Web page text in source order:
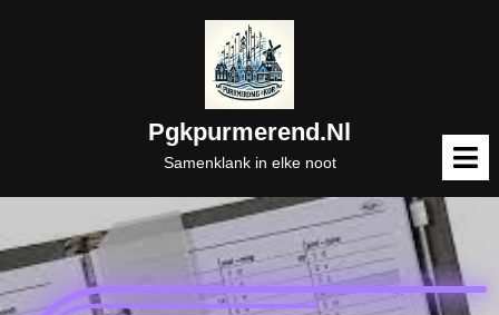
Pgkpurmerend.nl
Samenklank in elke noot